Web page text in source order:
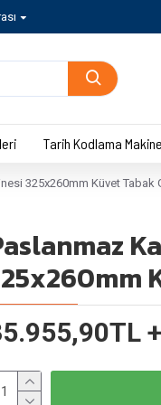
Tarih Kodlama
325x260mm Küvet Tabak